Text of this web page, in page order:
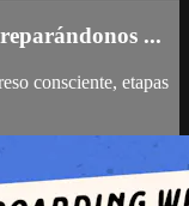
...
consciente, etapas